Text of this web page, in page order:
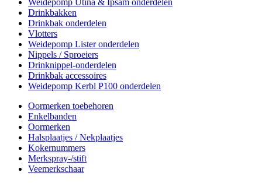
Weidepomp Utina & Ipsam onderdelen
Drinkbakken
Drinkbak onderdelen
Vlotters
Weidepomp Lister onderdelen
Nippels / Sproeiers
Drinknippel-onderdelen
Drinkbak accessoires
Weidepomp Kerbl P100 onderdelen
Oormerken toebehoren
Enkelbanden
Oormerken
Halsplaatjes / Nekplaatjes
Kokernummers
Merkspray-/stift
Veemerkschaar